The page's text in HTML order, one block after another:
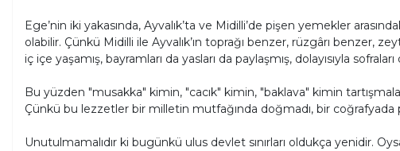
Ege’nin iki yakasında, Ayvalık’ta ve Midilli’de pişen yemekler
olabilir. Çünkü Midilli ile Ayvalık’ın toprağı benzer, rüzgârı benzer,
iç içe yaşamış, bayramları da yasları da paylaşmış, dolayısıyla sofraları
Bu yüzden "musakka" kimin, "cacık" kimin, "baklava" kimin
Çünkü bu lezzetler bir milletin mutfağında doğmadı, bir coğrafyada
Unutulmamalıdır ki bugünkü ulus devlet sınırları oldukça yenidir.